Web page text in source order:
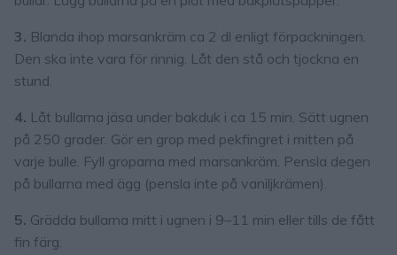
3. Blanda ihop marsankräm ca 2 dl enligt förpackningen.
Den ska inte vara för rinnig. Låt den stå och tjockna en
stund.
4. Låt bullarna jäsa under bakduk i ca 15 min. Sätt ugnen
på 250 grader. Gör en grop med pekfingret i mitten på
varje bulle. Fyll groparna med marsankräm. Pensla degen
på bullarna med ägg (pensla inte på vaniljkrämen).
5. Grädda bullarna mitt i ugnen i 9–11 min eller tills de fått
fin färg.